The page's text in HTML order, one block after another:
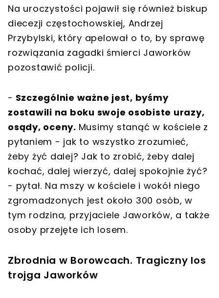
Na uroczystości pojawił się również biskup
diecezji częstochowskiej, Andrzej
Przybylski, który apelował o to, by sprawę
rozwiązania zagadki śmierci Jaworków
pozostawić policji.
- Szczególnie ważne jest, byśmy
zostawili na boku swoje osobiste urazy,
osądy, oceny. Musimy stanąć w kościele z
pytaniem - jak to wszystko zrozumieć,
żeby żyć dalej? Jak to zrobić, żeby dalej
kochać, dalej wierzyć, dalej spokojnie żyć?
- pytał. Na mszy w kościele i wokół niego
zgromadzonych jest około 300 osób, w
tym rodzina, przyjaciele Jaworków, a także
osoby przejęte ich losem.
Zbrodnia w Borowcach. Tragiczny los
trojga Jaworków